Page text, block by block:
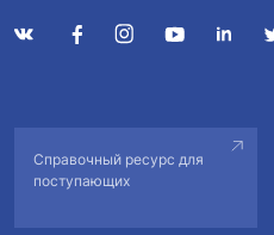
Справочный ресурс для
поступающих